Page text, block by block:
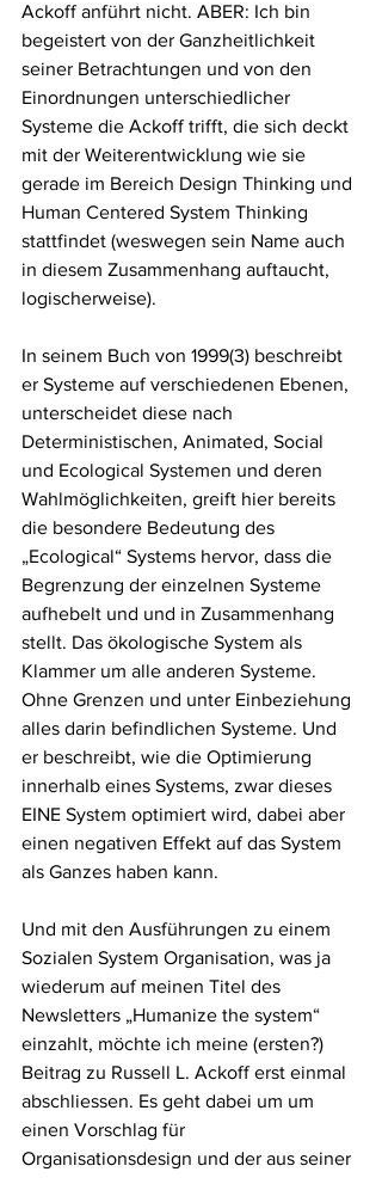
Ackoff anführt nicht. ABER: Ich bin
begeistert von der Ganzheitlichkeit
seiner Betrachtungen und von den
Einordnungen unterschiedlicher
Systeme die Ackoff trifft, die sich deckt
mit der Weiterentwicklung wie sie
gerade im Bereich Design Thinking und
Human Centered System Thinking
stattfindet (weswegen sein Name auch
in diesem Zusammenhang auftaucht,
logischerweise).
In seinem Buch von 1999(3) beschreibt
er Systeme auf verschiedenen Ebenen,
unterscheidet diese nach
Deterministischen, Animated, Social
und Ecological Systemen und deren
Wahlmöglichkeiten, greift hier bereits
die besondere Bedeutung des
„Ecological“ Systems hervor, dass die
Begrenzung der einzelnen Systeme
aufhebelt und und in Zusammenhang
stellt. Das ökologische System als
Klammer um alle anderen Systeme.
Ohne Grenzen und unter Einbeziehung
alles darin befindlichen Systeme. Und
er beschreibt, wie die Optimierung
innerhalb eines Systems, zwar dieses
EINE System optimiert wird, dabei aber
einen negativen Effekt auf das System
als Ganzes haben kann.
Und mit den Ausführungen zu einem
Sozialen System Organisation, was ja
wiederum auf meinen Titel des
Newsletters „Humanize the system“
einzahlt, möchte ich meine (ersten?)
Beitrag zu Russell L. Ackoff erst einmal
abschliessen. Es geht dabei um um
einen Vorschlag für
Organisationsdesign und der aus seiner